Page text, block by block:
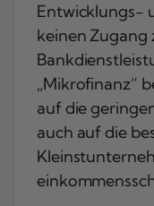
Entwicklungs-
keinen Zugang
„Mikrofinanz“
auf die
auch auf die